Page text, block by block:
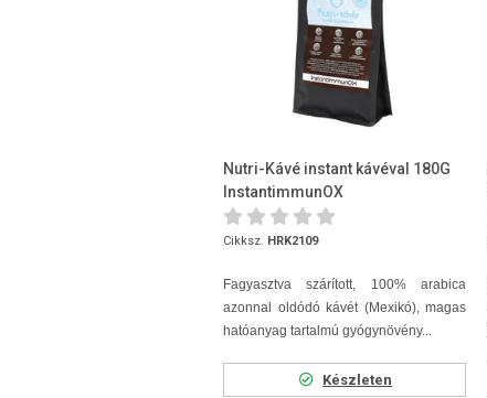
Nutri-Kávé instant kávéval 180G
InstantimmunOX
Cikksz. HRK2109
Fagyasztva szárított, 100% arabica
azonnal oldódó kávét (Mexikó), magas
hatóanyag tartalmú gyógynövény...
Készleten